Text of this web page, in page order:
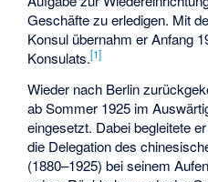
Geschäfte zu erledigen. Mit
Konsul übernahm er Anfang
Konsulats.[1]
Wieder nach Berlin
ab Sommer 1925 im
eingesetzt. Dabei begleitete
die Delegation des
(1880–1925) bei seinem